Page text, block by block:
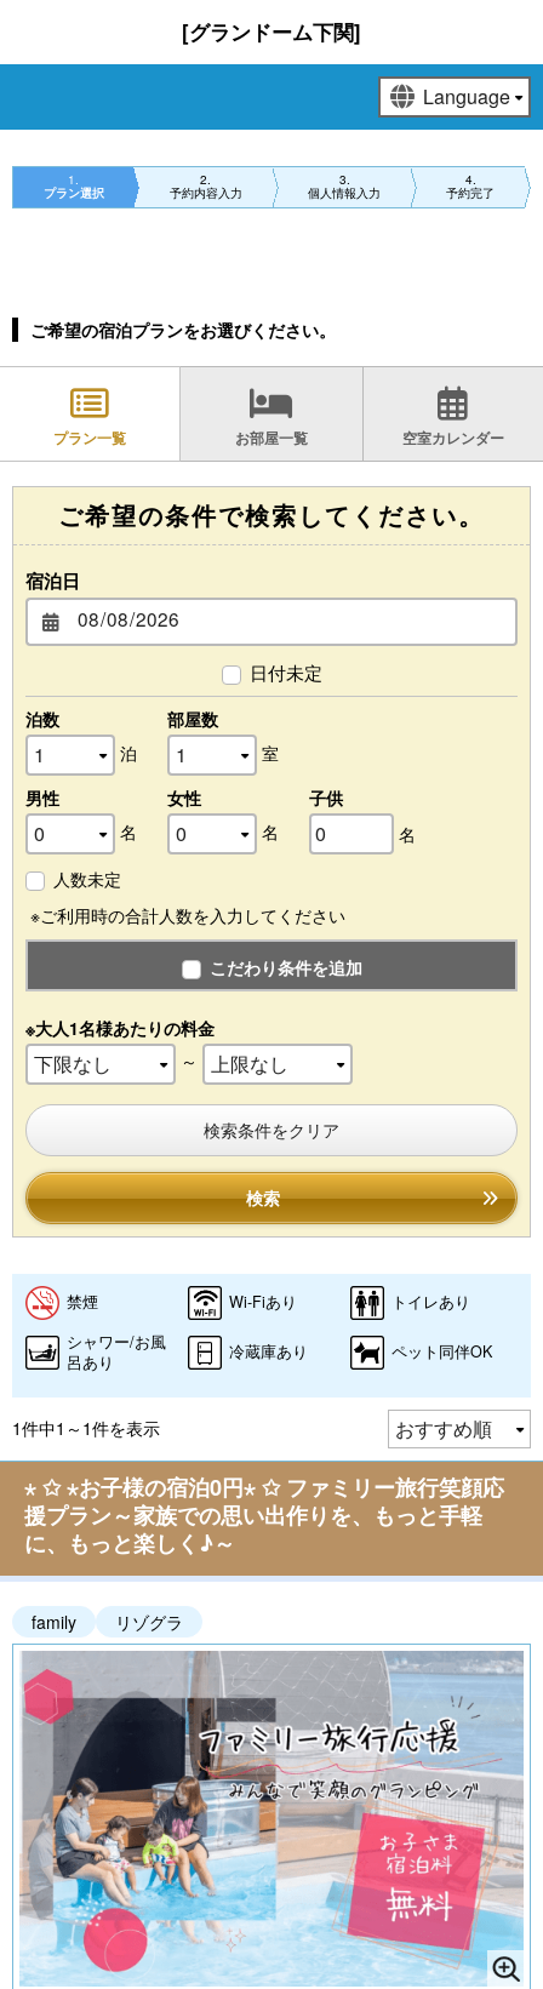
[グランドーム下関]
1
プラン選択
2
予約内容入力
3
個人情報入力
4
予約完了
ご希望の宿泊プランをお選びください。
プラン一覧 お部屋一覧 空室カレンダー
ご希望の条件で検索してください。
宿泊日
日付未定
泊数
泊
部屋数
室
男性
名
女性
名
子供
名
人数未定
※ご利用時の合計人数を入力してください
こだわり条件を追加
※大人1名様あたりの料金
～
検索条件をクリア
検索
禁煙 Wi-Fiあり
トイレあり
シャワー/お風
呂あり
冷蔵庫あり ペット同伴OK
1件中1～1件を表示
⋆ ✩ ⋆お子様の宿泊0円⋆ ✩ ファミリー旅行笑顔応
援プラン～家族での思い出作りを、もっと手軽
に、もっと楽しく♪～
family リゾグラ